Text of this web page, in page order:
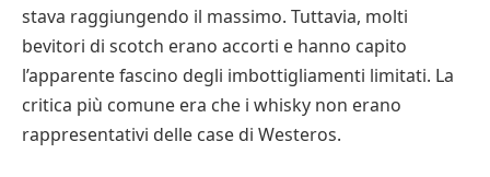
stava raggiungendo il massimo. Tuttavia, molti
bevitori di scotch erano accorti e hanno capito
l’apparente fascino degli imbottigliamenti limitati. La
critica più comune era che i whisky non erano
rappresentativi delle case di Westeros.